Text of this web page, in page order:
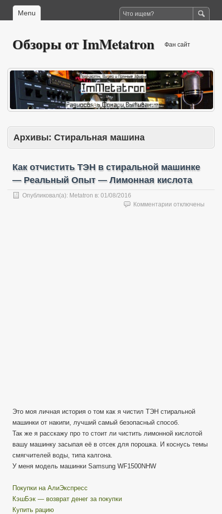
Menu
Обзоры от ImMetatron Фан сайт
Архивы: Стиральная машина
Как отчистить ТЭН в стиральной машинке
— Реальный Опыт — Лимонная кислота
Опубликовал(а): Metatron в: 01/08/2016
Комментарии котключены
Это моя личная история о том как я чистил ТЭН стиральной
машинки от накипи, лучший самый безопасный способ.
Так же я расскажу про то стоит ли чистить лимонной кислотой
вашу машинку засыпая её в отсек для порошка. И коснусь темы
смягчителей воды, типа калгона.
У меня модель машинки Samsung WF1500NHW
Покупки на АлиЭкспресс
КэшБэк — возврат денег за покупки
Купить рацию